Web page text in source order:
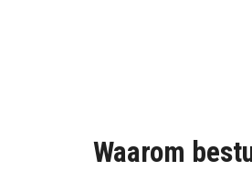
Waarom